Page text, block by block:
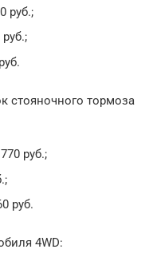
руб.;
стояночного тормоза
руб.;
руб.
4WD: